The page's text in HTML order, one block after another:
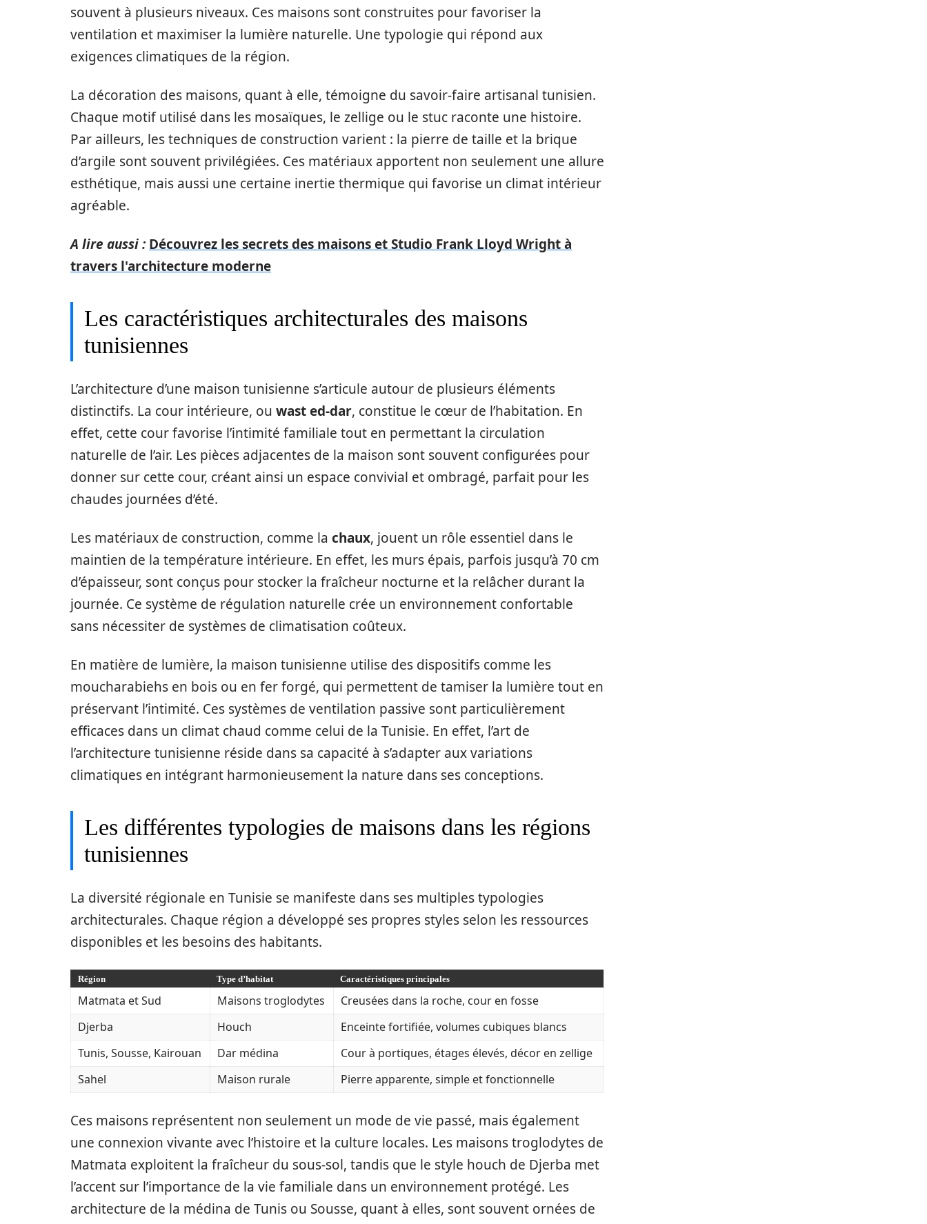
souvent à plusieurs niveaux. Ces maisons sont construites pour favoriser la
ventilation et maximiser la lumière naturelle. Une typologie qui répond aux
exigences climatiques de la région.
La décoration des maisons, quant à elle, témoigne du savoir-faire artisanal tunisien.
Chaque motif utilisé dans les mosaïques, le zellige ou le stuc raconte une histoire.
Par ailleurs, les techniques de construction varient : la pierre de taille et la brique
d’argile sont souvent privilégiées. Ces matériaux apportent non seulement une allure
esthétique, mais aussi une certaine inertie thermique qui favorise un climat intérieur
agréable.
A lire aussi : Découvrez les secrets des maisons et Studio Frank Lloyd Wright à
travers l'architecture moderne
Les caractéristiques architecturales des maisons
tunisiennes
L’architecture d’une maison tunisienne s’articule autour de plusieurs éléments
distinctifs. La cour intérieure, ou wast ed-dar, constitue le cœur de l’habitation. En
effet, cette cour favorise l’intimité familiale tout en permettant la circulation
naturelle de l’air. Les pièces adjacentes de la maison sont souvent configurées pour
donner sur cette cour, créant ainsi un espace convivial et ombragé, parfait pour les
chaudes journées d’été.
Les matériaux de construction, comme la chaux, jouent un rôle essentiel dans le
maintien de la température intérieure. En effet, les murs épais, parfois jusqu’à 70 cm
d’épaisseur, sont conçus pour stocker la fraîcheur nocturne et la relâcher durant la
journée. Ce système de régulation naturelle crée un environnement confortable
sans nécessiter de systèmes de climatisation coûteux.
En matière de lumière, la maison tunisienne utilise des dispositifs comme les
moucharabiehs en bois ou en fer forgé, qui permettent de tamiser la lumière tout en
préservant l’intimité. Ces systèmes de ventilation passive sont particulièrement
efficaces dans un climat chaud comme celui de la Tunisie. En effet, l’art de
l’architecture tunisienne réside dans sa capacité à s’adapter aux variations
climatiques en intégrant harmonieusement la nature dans ses conceptions.
Les différentes typologies de maisons dans les régions
tunisiennes
La diversité régionale en Tunisie se manifeste dans ses multiples typologies
architecturales. Chaque région a développé ses propres styles selon les ressources
disponibles et les besoins des habitants.
Région Type d’habitat Caractéristiques principales
Matmata et Sud Maisons troglodytes
Creusées dans la roche, cour en fosse
Djerba
Houch
Enceinte fortifiée, volumes cubiques blancs
Tunis, Sousse, Kairouan
Dar médina
Cour à portiques, étages élevés, décor en zellige
Sahel
Maison rurale Pierre apparente, simple et fonctionnelle
Ces maisons représentent non seulement un mode de vie passé, mais également
une connexion vivante avec l’histoire et la culture locales. Les maisons troglodytes de
Matmata exploitent la fraîcheur du sous-sol, tandis que le style houch de Djerba met
l’accent sur l’importance de la vie familiale dans un environnement protégé. Les
architecture de la médina de Tunis ou Sousse, quant à elles, sont souvent ornées de